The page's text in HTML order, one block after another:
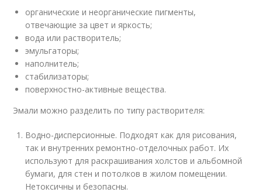
органические и неорганические пигменты,
отвечающие за цвет и яркость;
вода или растворитель;
эмульгаторы;
наполнитель;
стабилизаторы;
поверхностно-активные вещества.
Эмали можно разделить по типу растворителя:
Водно-дисперсионные. Подходят как для рисования,
так и внутренних ремонтно-отделочных работ. Их
используют для раскрашивания холстов и альбомной
бумаги, для стен и потолков в жилом помещении.
Нетоксичны и безопасны.